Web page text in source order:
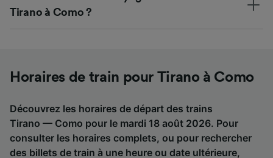
Tirano à Como ?
Horaires de train pour Tirano à Como
Découvrez les horaires de départ des trains
Tirano — Como pour le mardi 18 août 2026. Pour
consulter les horaires complets, ou pour rechercher
des billets de train à une heure ou date ultérieure,